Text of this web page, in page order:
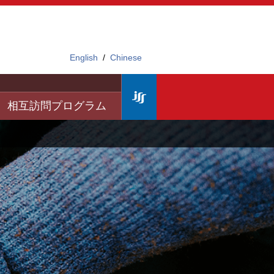
English / Chinese
相互訪問プログラム